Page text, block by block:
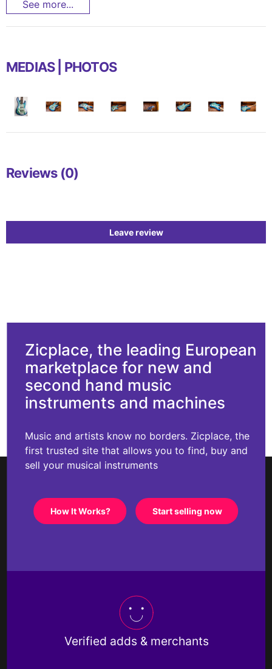
See more...
MEDIAS | PHOTOS
Reviews (0)
Leave review
Zicplace, the leading European
marketplace for new and
second hand music
instruments and machines
Music and artists know no borders. Zicplace, the
first trusted site that allows you to find, buy and
sell your musical instruments
How It Works? Start selling now
Verified adds & merchants